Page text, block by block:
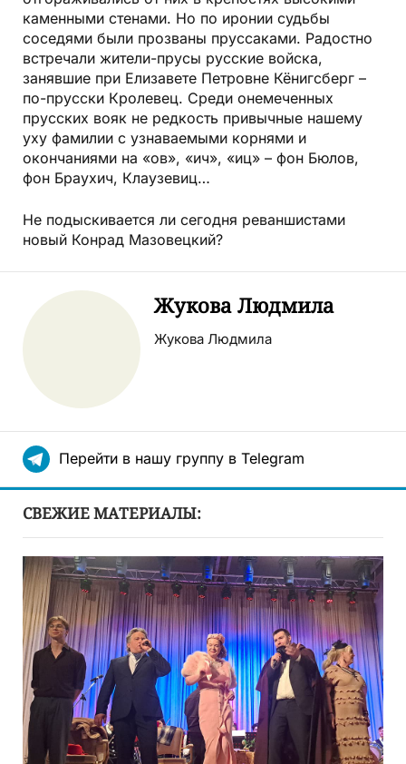
каменными стенами. Но по иронии судьбы
соседями были прозваны пруссаками. Радостно
встречали жители-прусы русские войска,
занявшие при Елизавете Петровне Кёнигсберг –
по-прусски Кролевец. Среди онемеченных
прусских вояк не редкость привычные нашему
уху фамилии с узнаваемыми корнями и
окончаниями на «ов», «ич», «иц» – фон Бюлов,
фон Браухич, Клаузевиц…
Не подыскивается ли сегодня реваншистами
новый Конрад Мазовецкий?
Жукова Людмила
Жукова Людмила
Перейти в нашу группу в Telegram
СВЕЖИЕ МАТЕРИАЛЫ: